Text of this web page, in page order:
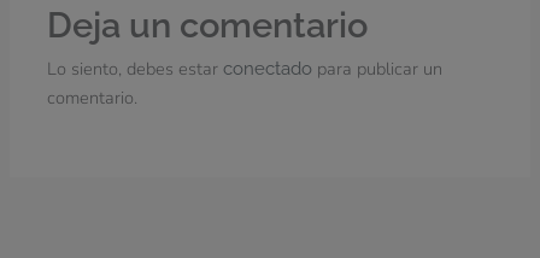
Deja un comentario
Lo siento, debes estarconectado para publicar un
comentario.